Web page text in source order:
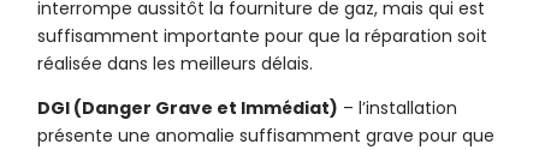
interrompe aussitôt la fourniture de gaz, mais qui est
suffisamment importante pour que la réparation soit
réalisée dans les meilleurs délais.
DGI (Danger Grave et Immédiat) – l’installation
présente une anomalie suffisamment grave pour que